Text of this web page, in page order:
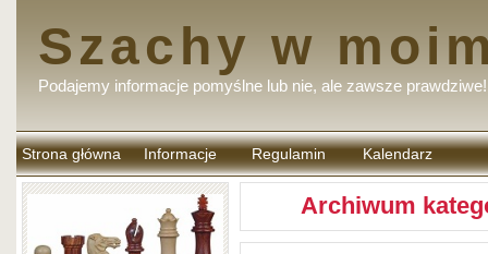
Szachy w
Podajemy informacje pomyślne lub nie, ale zawsze prawdziwe!
Strona główna Informacje Regulamin
komentarzy
Kalendarz
Archiwum